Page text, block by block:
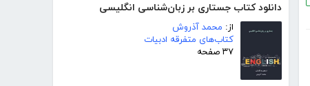
دانلود کتاب جستاری بر زبان‌شناسی انگلیسی
از: محمد آذروش
کتاب‌های متفرقه ادبیات
۳۷ صفحه